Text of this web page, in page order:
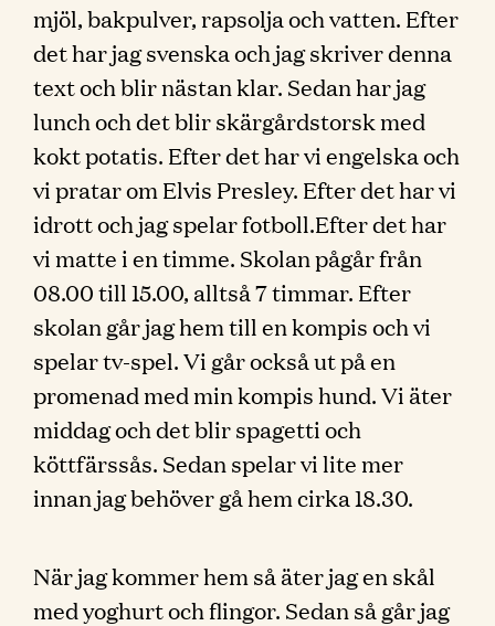
mjöl, bakpulver, rapsolja och vatten. Efter
det har jag svenska och jag skriver denna
text och blir nästan klar. Sedan har jag
lunch och det blir skärgårdstorsk med
kokt potatis. Efter det har vi engelska och
vi pratar om Elvis Presley. Efter det har vi
idrott och jag spelar fotboll.Efter det har
vi matte i en timme. Skolan pågår från
08.00 till 15.00, alltså 7 timmar. Efter
skolan går jag hem till en kompis och vi
spelar tv-spel. Vi går också ut på en
promenad med min kompis hund. Vi äter
middag och det blir spagetti och
köttfärssås. Sedan spelar vi lite mer
innan jag behöver gå hem cirka 18.30.
När jag kommer hem så äter jag en skål
med yoghurt och flingor. Sedan så går jag